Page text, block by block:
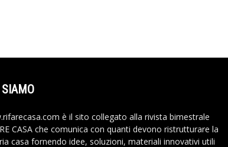
è il sito collegato alla rivista bimestrale
CASA che comunica con quanti devono ristrutturare la
casa fornendo idee, soluzioni, materiali innovativi utili